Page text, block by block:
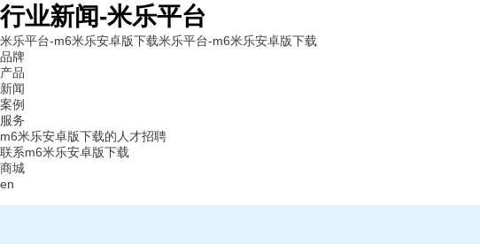
行业新闻-米乐平台
米乐平台-m6米乐安卓版下载米乐平台-m6米乐安卓版下载
品牌
产品
新闻
案例
服务
m6米乐安卓版下载的人才招聘
联系m6米乐安卓版下载
商城
en